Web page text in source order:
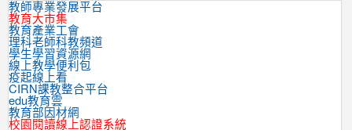
教師專業發展平台
教育大市集
教育產業工會
理科老師科教頻道
學生學習資源網
線上教學便利包
疫起線上看
CIRN課教整合平台
edu教育雲
教育部因材網
校園閱讀線上認證系統